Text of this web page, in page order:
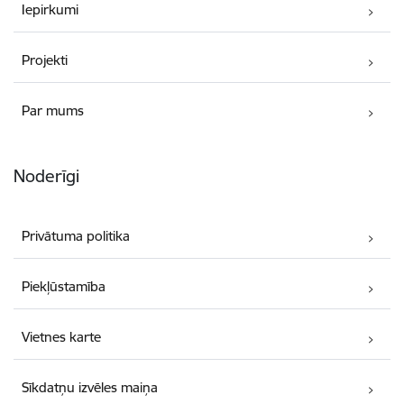
Iepirkumi
Projekti
Par mums
Noderīgi
Privātuma politika
Piekļūstamība
Vietnes karte
Sīkdatņu izvēles maiņa